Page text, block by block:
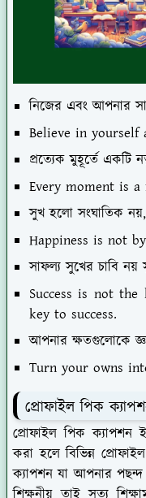
নিজের এবং আপনার
Believe in
প্রত্যেক মুহূর্তে একটি
Every moment is a
সুখ হলো সংঘাতিক
Happiness is not
সাফল্য সুখের চাবি নয়
Success is not
key to success.
আপনার ক্ষতগুলোকে
Turn your owns
প্রোফাইল পিক
প্রোফাইল পিক ক্যাপশন
করা হলে বিভিন্ন
ক্যাপশন যা আপনার